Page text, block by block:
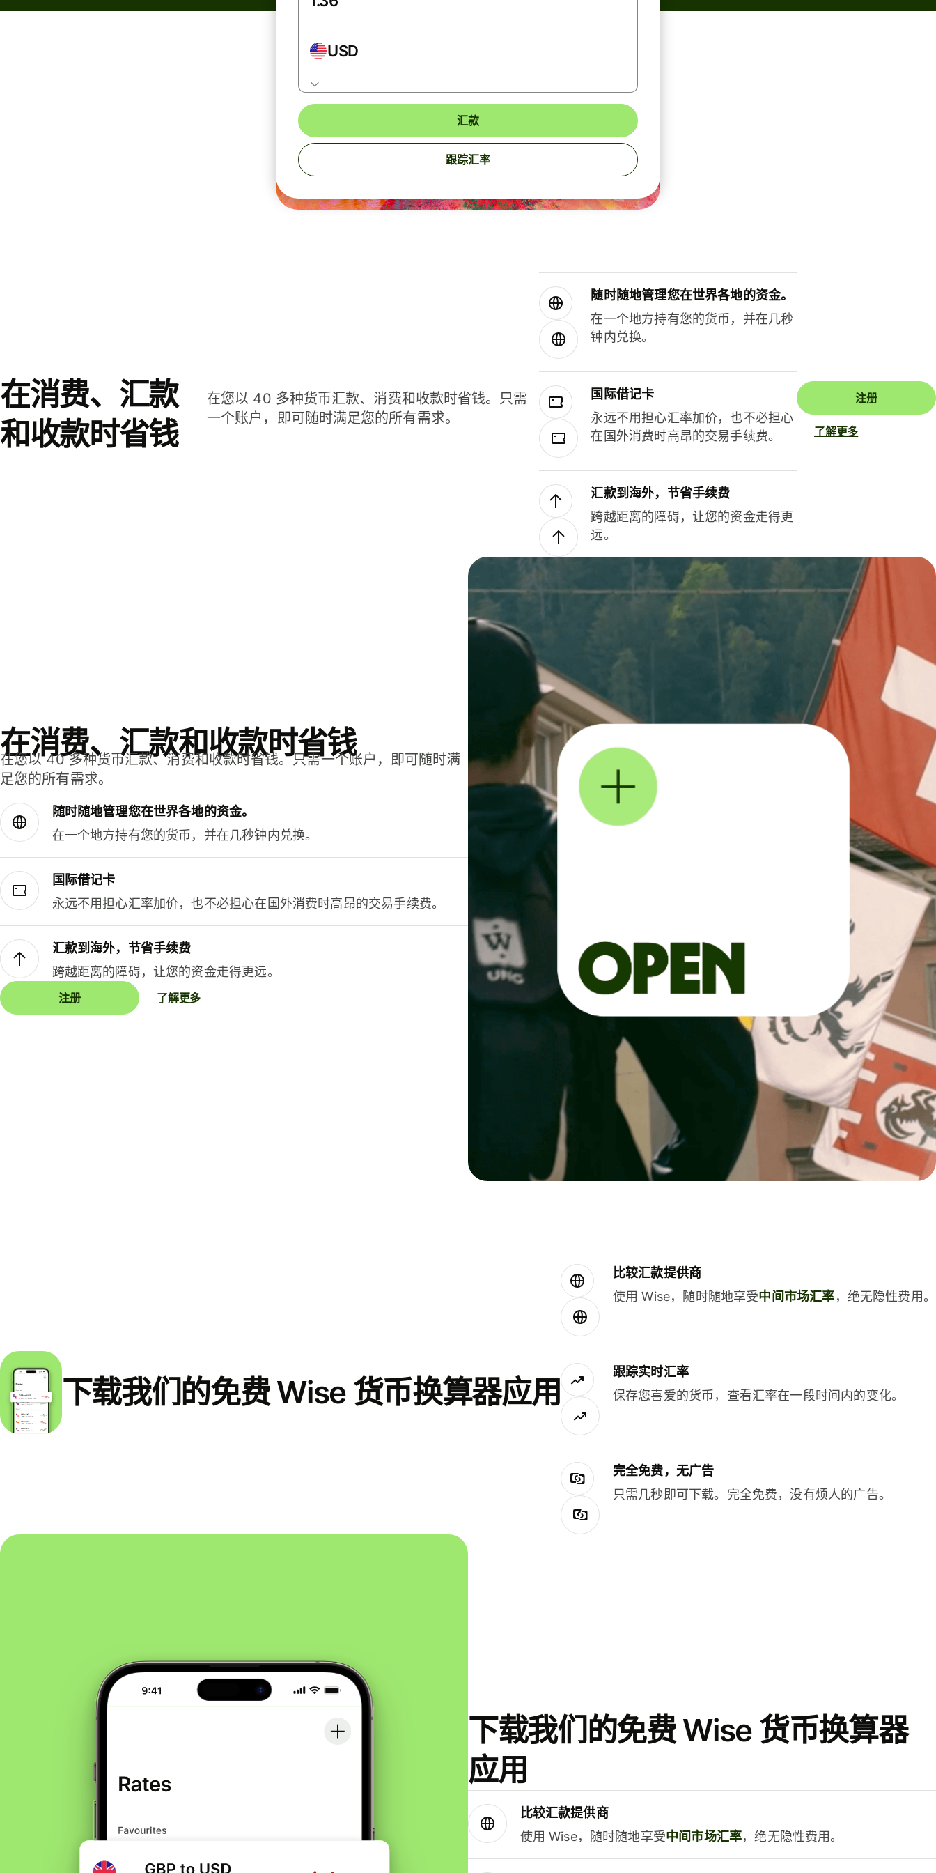
USD
汇款
跟踪汇率
在消费、汇款
和收款时省钱
在您以 40 多种货币汇款、消费和收款时省钱。只需
一个账户，即可随时满足您的所有需求。
随时随地管理您在世界各地的资金。
在一个地方持有您的货币，并在几秒
钟内兑换。
国际借记卡
永远不用担心汇率加价，也不必担心
在国外消费时高昂的交易手续费。
汇款到海外，节省手续费
跨越距离的障碍，让您的资金走得更
远。
注册
了解更多
在消费、汇款和收款时省钱
在您以 40 多种货币汇款、消费和收款时省钱。只需一个账户，即可随时满
足您的所有需求。
随时随地管理您在世界各地的资金。
在一个地方持有您的货币，并在几秒钟内兑换。
国际借记卡
永远不用担心汇率加价，也不必担心在国外消费时高昂的交易手续费。
汇款到海外，节省手续费
跨越距离的障碍，让您的资金走得更远。
注册 了解更多
下载我们的免费 Wise 货币换算器应用
比较汇款提供商
使用 Wise，随时随地享受中间市场汇率，绝无隐性费用。
跟踪实时汇率
保存您喜爱的货币，查看汇率在一段时间内的变化。
完全免费，无广告
只需几秒即可下载。完全免费，没有烦人的广告。
下载我们的免费 Wise 货币换算器
应用
比较汇款提供商
使用 Wise，随时随地享受中间市场汇率，绝无隐性费用。